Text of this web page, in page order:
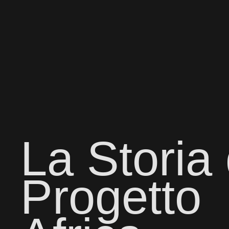
La Storia
Progetto